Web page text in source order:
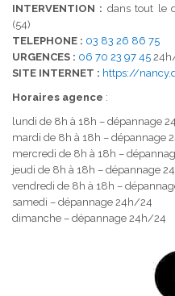
INTERVENTION : dans tout le
(54)
TELEPHONE : 03 83 26 86 75
URGENCES : 06 70 23 97 45
SITE INTERNET : https://
Horaires agence :
lundi de 8h à 18h – dépannage
mardi de 8h à 18h – dépannage
mercredi de 8h à 18h –
jeudi de 8h à 18h – dépannage
vendredi de 8h à 18h –
samedi – dépannage 24h/24
dimanche – dépannage 24h/24